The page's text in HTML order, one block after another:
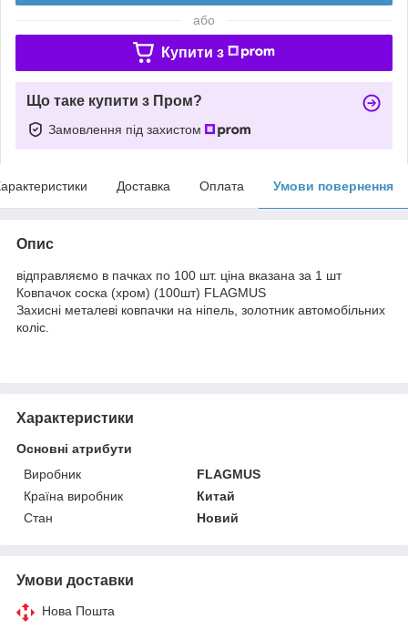
або
Купити з
Що таке купити з Пром?
Замовлення під захистом
Доставка Оплата Умови повернення
Опис
відправляємо в пачках по 100 шт. ціна вказана за 1 шт
Ковпачок соска (хром) (100шт) FLAGMUS
Захисні металеві ковпачки на ніпель, золотник автомобільних
коліс.
Характеристики
Основні атрибути
Виробник
FLAGMUS
Країна виробник
Китай
Стан
Новий
Умови доставки
Нова Пошта